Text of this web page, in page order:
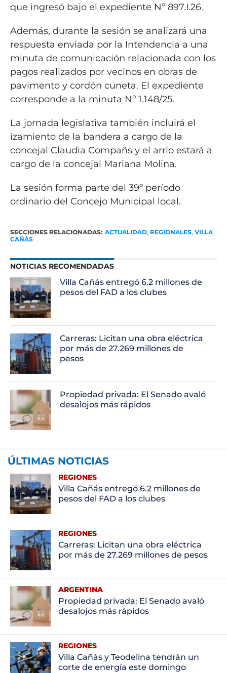
que ingresó bajo el expediente Nº 897.I.26.
Además, durante la sesión se analizará una
respuesta enviada por la Intendencia a una
minuta de comunicación relacionada con los
pagos realizados por vecinos en obras de
pavimento y cordón cuneta. El expediente
corresponde a la minuta Nº 1.148/25.
La jornada legislativa también incluirá el
izamiento de la bandera a cargo de la
concejal Claudia Compañs y el arrío estará a
cargo de la concejal Mariana Molina.
La sesión forma parte del 39º período
ordinario del Concejo Municipal local.
SECCIONES RELACIONADAS: ACTUALIDAD, REGIONALES, VILLA
CAÑÁS
NOTICIAS RECOMENDADAS
Villa Cañás entregó 6.2 millones de
pesos del FAD a los clubes
Carreras: Licitan una obra eléctrica
por más de 27.269 millones de
pesos
Propiedad privada: El Senado avaló
desalojos más rápidos
ÚLTIMAS NOTICIAS
REGIONES
Villa Cañás entregó 6.2 millones de
pesos del FAD a los clubes
REGIONES
Carreras: Licitan una obra eléctrica
por más de 27.269 millones de pesos
ARGENTINA
Propiedad privada: El Senado avaló
desalojos más rápidos
REGIONES
Villa Cañás y Teodelina tendrán un
corte de energía este domingo